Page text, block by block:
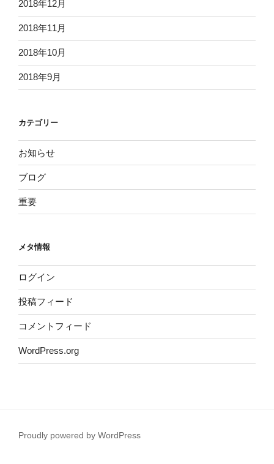
2018年12月
2018年11月
2018年10月
2018年9月
カテゴリー
お知らせ
ブログ
重要
メタ情報
ログイン
投稿フィード
コメントフィード
WordPress.org
Proudly powered by WordPress